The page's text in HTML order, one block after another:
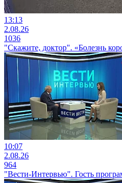
13:13
2.08.26
1036
"Скажите, доктор". «Болезнь
10:07
2.08.26
964
"Вести-Интервью". Гость